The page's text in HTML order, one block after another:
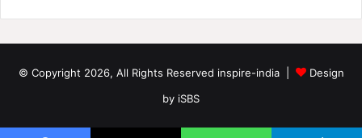
© Copyright 2026, All Rights Reserved inspire-india |
Design
by iSBS